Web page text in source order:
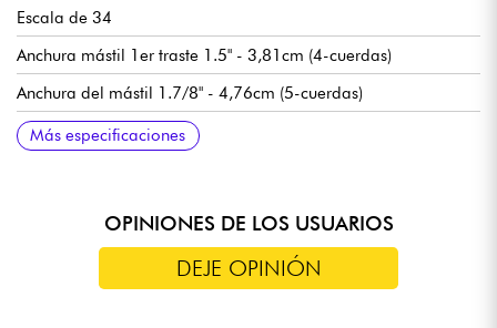
Escala de 34
Anchura mástil 1er traste 1.5" - 3,81cm (4-cuerdas)
Anchura del mástil 1.7/8" - 4,76cm (5-cuerdas)
Pastilla mástil Sadowsky P-Style
Pastilla de puente Sadowsky J-Style con supresión de zumbidos
Preamplificador Sadowsky Treble & Bass boost (interruptor true
bypass)
Volumen / Balance / Control de tono Vintage (push/pull para
bypass de previo) / Agudos y graves (potenciómetros
Puente Sadowsky de liberación rápida de cuerdas
Clavijas de afinación Sadowsky Light
Se vende con funda Sadowsky Portabag
Más especificaciones
OPINIONES DE LOS USUARIOS
DEJE OPINIÓN